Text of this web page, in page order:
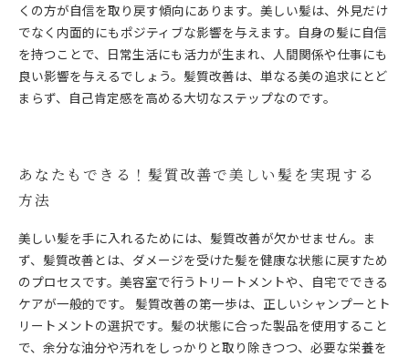
くの方が自信を取り戻す傾向にあります。美しい髪は、外見だけ
でなく内面的にもポジティブな影響を与えます。自身の髪に自信
を持つことで、日常生活にも活力が生まれ、人間関係や仕事にも
良い影響を与えるでしょう。髪質改善は、単なる美の追求にとど
まらず、自己肯定感を高める大切なステップなのです。
あなたもできる！髪質改善で美しい髪を実現する
方法
美しい髪を手に入れるためには、髪質改善が欠かせません。ま
ず、髪質改善とは、ダメージを受けた髪を健康な状態に戻すため
のプロセスです。美容室で行うトリートメントや、自宅でできる
ケアが一般的です。 髪質改善の第一歩は、正しいシャンプーとト
リートメントの選択です。髪の状態に合った製品を使用すること
で、余分な油分や汚れをしっかりと取り除きつつ、必要な栄養を